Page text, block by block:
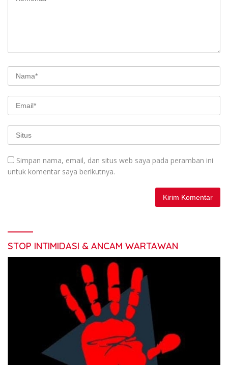
Simpan nama, email, dan situs web saya pada peramban ini
untuk komentar saya berikutnya.
STOP INTIMIDASI & ANCAM WARTAWAN